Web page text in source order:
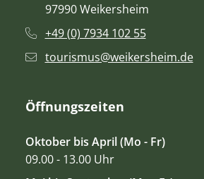
97990 Weikersheim
+49 (0) 7934 102 55
tourismus@weikersheim.de
Öffnungszeiten
Oktober bis April (Mo - Fr)
09.00 - 13.00 Uhr